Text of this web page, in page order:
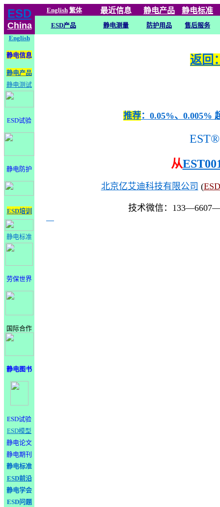
ESD
China
English 繁体 最近信息 静电产品 静电标准
ESD产品 静电测量 防护用品
售后服务
English
静电信息
静电产品
静电测试
ESD试验
静电防护
ESD培训
静电标准
劳保世界
国际合作
静电图书
ESD试验
ESD模型
静电论文
静电期刊
静电标准
ESD前沿
静电学会
ESD问题
返回
推荐：0.05%、0.005%
EST®
从
北京亿艾迪科技有限公司 (
技术微信：